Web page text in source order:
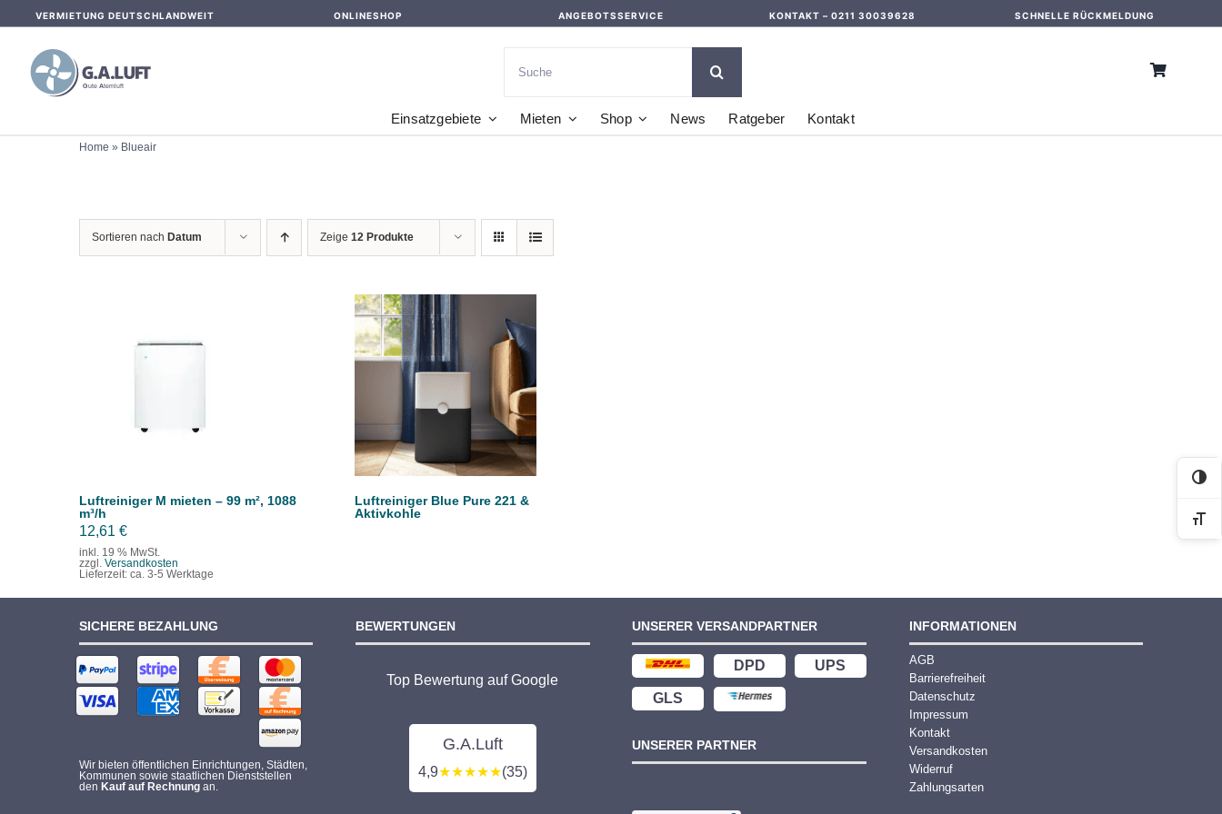
content
VERMIETUNG DEUTSCHLANDWEIT ONLINESHOP ANGEBOTSSERVICE KONTAKT – 0211 30039628 SCHNELLE RÜCKMELDUNG
nach:
Einsatzgebiete Mieten Shop News Ratgeber Kontakt
Home » Blueair
Sortieren nach Datum Zeige 12 Produkte
Luftreiniger M mieten – 99 m², 1088
m³/h
12,61 €
inkl. 19 % MwSt.
zzgl. Versandkosten
Lieferzeit: ca. 3-5 Werktage
Luftreiniger Blue Pure 221 &
Aktivkohle
SICHERE BEZAHLUNG
Wir bieten öffentlichen Einrichtungen, Städten,
Kommunen sowie staatlichen Dienststellen
den Kauf auf Rechnungan.
BEWERTUNGEN
Top Bewertung auf Google
G.A.Luft
4,9★★★★★(35)
UNSERER VERSANDPARTNER
DPD UPS
GLS
UNSERER PARTNER
INFORMATIONEN
AGB
Barrierefreiheit
Datenschutz
Impressum
Kontakt
Versandkosten
Widerruf
Zahlungsarten